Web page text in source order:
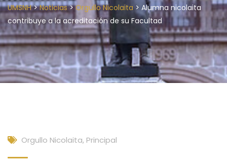
UMSNH>Noticias>Orgullo Nicolaita> Alumna nicolaita
contribuye a la acreditación de su Facultad
Orgullo Nicolaita, Principal